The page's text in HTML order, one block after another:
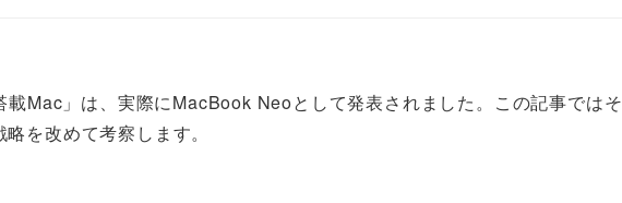
Mac」は、実際にMacBook Neoとして発表されました。この記事ではそ
を改めて考察します。